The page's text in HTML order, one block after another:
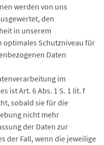
werden von uns
den
in unserem
optimales Schutzniveau für
Daten
im
ist Art. 6 Abs. 1 S. 1 lit. f
sobald sie für die
nicht mehr
der Daten zur
der Fall, wenn die jeweilige